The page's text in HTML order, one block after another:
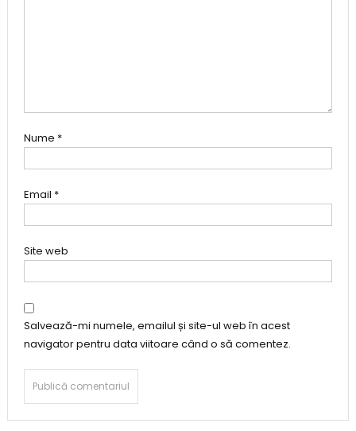
Nume *
Email *
Site web
Salvează-mi numele, emailul și site-ul web în acest
navigator pentru data viitoare când o să comentez.